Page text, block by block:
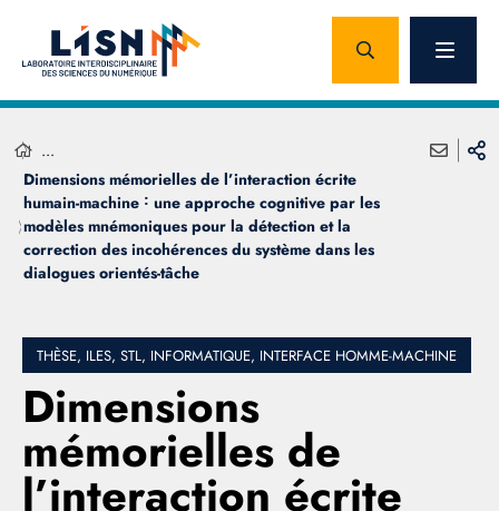
...
Dimensions mémorielles de l’interaction écrite
humain-machine ˸ une approche cognitive par les
modèles mnémoniques pour la détection et la
correction des incohérences du système dans les
dialogues orientés-tâche
THÈSE, ILES, STL, INFORMATIQUE, INTERFACE HOMME-MACHINE
Dimensions
mémorielles de
l’interaction écrite